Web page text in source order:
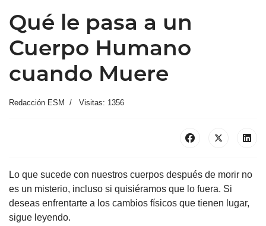
Qué le pasa a un
Cuerpo Humano
cuando Muere
Redacción ESM Visitas: 1356
Lo que sucede con nuestros cuerpos después de morir no
es un misterio, incluso si quisiéramos que lo fuera. Si
deseas enfrentarte a los cambios físicos que tienen lugar,
sigue leyendo.